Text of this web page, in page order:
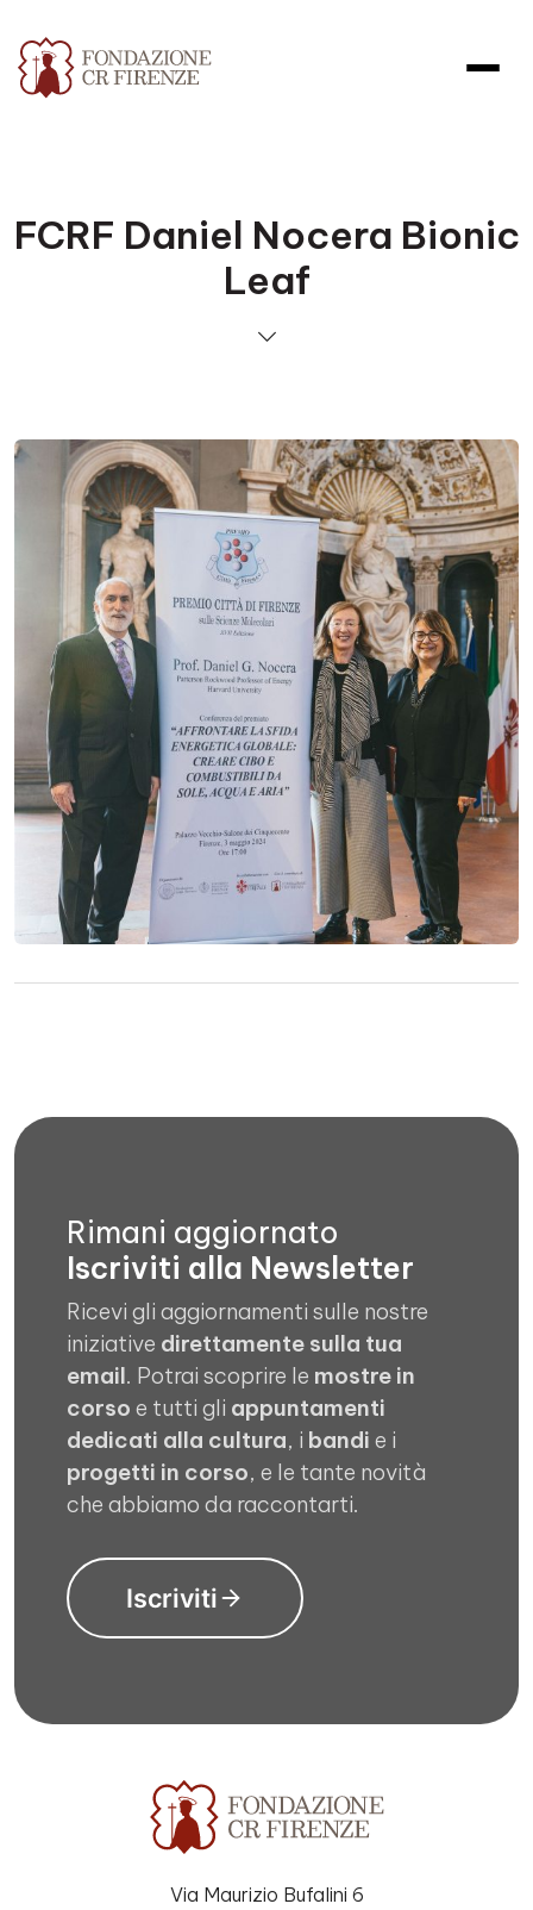
FCRF Daniel Nocera Bionic
Leaf
Rimani aggiornato
Iscriviti alla Newsletter
Ricevi gli aggiornamenti sulle nostre
iniziative direttamente sulla tua
email. Potrai scoprire le mostre in
corso e tutti gli appuntamenti
dedicati alla cultura, i bandi e i
progetti in corso, e le tante novità
che abbiamo da raccontarti.
Iscriviti
Via Maurizio Bufalini 6